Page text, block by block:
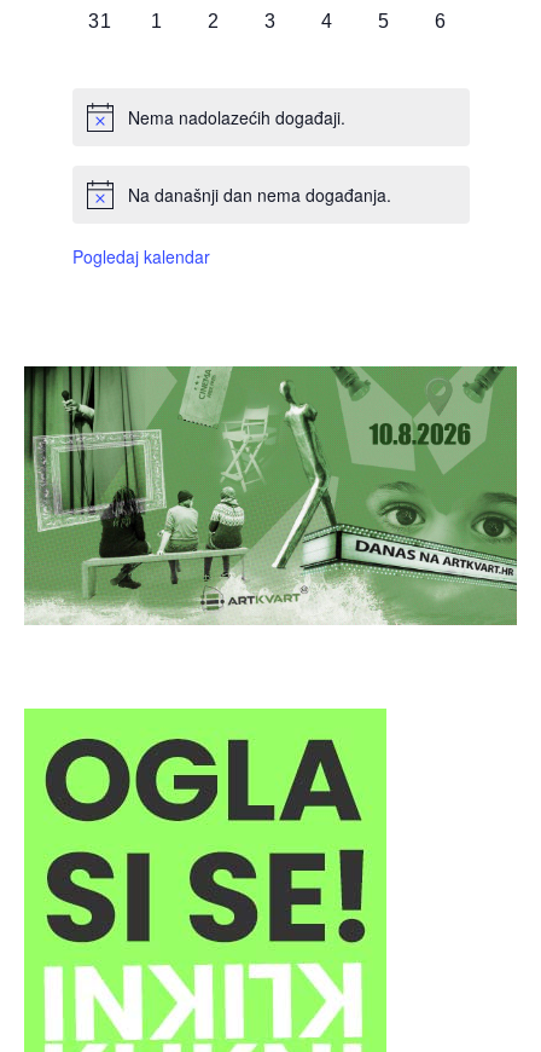
0
31
0
1
0
2
0
3
0
4
0
5
0
6
Nema nadolazećih događaji.
Na današnji dan nema događanja.
Pogledaj kalendar